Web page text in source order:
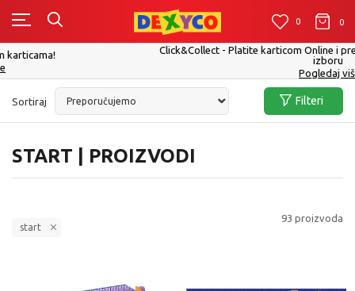
0 0
Click&Collect - Platite karticom Online i preuzmite u prodavnici po Vašem
START | PROIZVODI
Sortiraj Filteri
start
93 proizvoda